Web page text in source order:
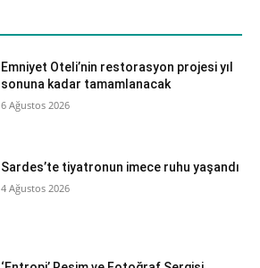
Emniyet Oteli’nin restorasyon projesi yıl
sonuna kadar tamamlanacak
6 Ağustos 2026
Sardes’te tiyatronun imece ruhu yaşandı
4 Ağustos 2026